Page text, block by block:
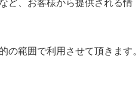
ど、お客様から提供される情
範囲で利用させて頂きます。